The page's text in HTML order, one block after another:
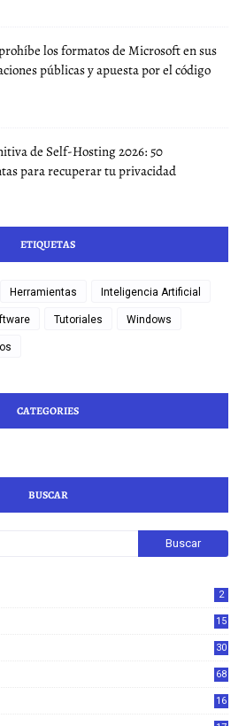
los formatos de Microsoft en sus
públicas y apuesta por el código
de Self-Hosting 2026: 50
para recuperar tu privacidad
ETIQUETAS
Herramientas Inteligencia Artificial
Tutoriales Windows
CATEGORIES
BUSCAR
2
15
30
68
16